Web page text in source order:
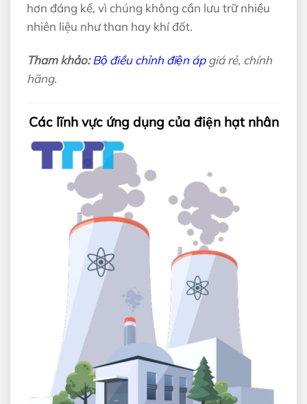
hơn đáng kể, vì chúng không cần lưu trữ nhiều
nhiên liệu như than hay khí đốt.
Tham khảo: Bộ điều chỉnh điện ápgiá rẻ, chính
hãng.
Các lĩnh vực ứng dụng của điện hạt nhân